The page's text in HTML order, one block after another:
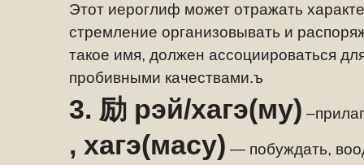
Этот иероглиф может отражать
стремление организовывать и
такое имя, должен ассоциироваться
пробивными качествами.ъ
3. 励 рэй/хагэ(му) –
, хагэ(масу) — побуждать,